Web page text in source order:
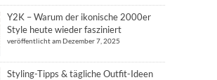
Y2K – Warum der ikonische 2000er
Style heute wieder fasziniert
veröffentlicht am Dezember 7, 2025
Styling-Tipps & tägliche Outfit-Ideen